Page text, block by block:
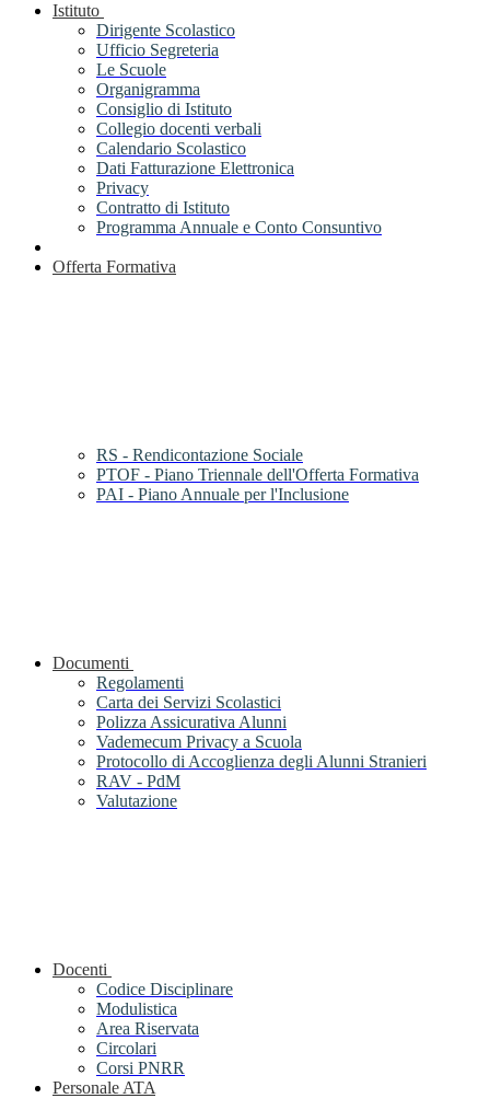
Istituto
Dirigente Scolastico
Ufficio Segreteria
Le Scuole
Organigramma
Consiglio di Istituto
Collegio docenti verbali
Calendario Scolastico
Dati Fatturazione Elettronica
Privacy
Contratto di Istituto
Programma Annuale e Conto Consuntivo
Offerta Formativa
RS - Rendicontazione Sociale
PTOF - Piano Triennale dell'Offerta Formativa
PAI - Piano Annuale per l'Inclusione
Documenti
Regolamenti
Carta dei Servizi Scolastici
Polizza Assicurativa Alunni
Vademecum Privacy a Scuola
Protocollo di Accoglienza degli Alunni Stranieri
RAV - PdM
Valutazione
Docenti
Codice Disciplinare
Modulistica
Area Riservata
Circolari
Corsi PNRR
Personale ATA